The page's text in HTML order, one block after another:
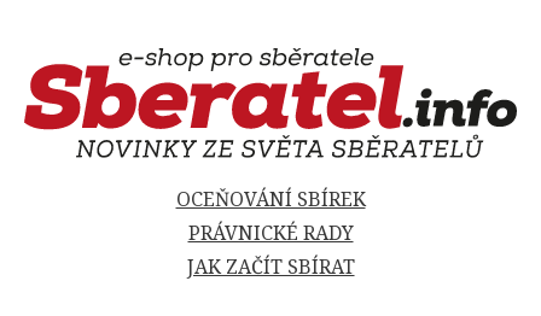
OCEŇOVÁNÍ SBÍREK
PRÁVNICKÉ RADY
JAK ZAČÍT SBÍRAT